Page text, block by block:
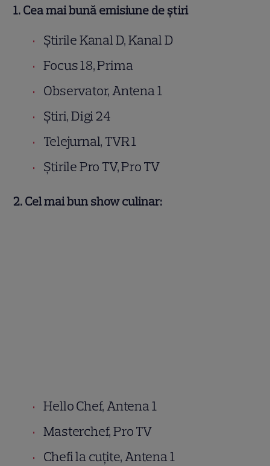
1. Cea mai bună emisiune de știri
Știrile Kanal D, Kanal D
Focus 18, Prima
Observator, Antena 1
Știri, Digi 24
Telejurnal, TVR 1
Știrile Pro TV, Pro TV
2. Cel mai bun show culinar:
Hello Chef, Antena 1
Masterchef, Pro TV
Chefi la cuțite, Antena 1